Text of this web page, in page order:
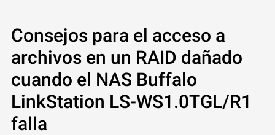
Consejos para el acceso a
archivos en un RAID dañado
cuando el NAS Buffalo
LinkStation LS-WS1.0TGL/R1
falla